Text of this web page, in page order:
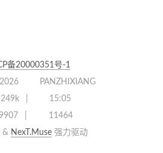
备20000351号-1
2026
PANZHIXIANG
249k
15:05
9907
11464
& NexT.Muse强力驱动